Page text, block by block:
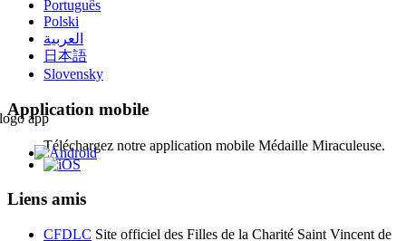
Português
Polski
العربية
日本語
Slovensky
Application mobile
Téléchargez notre application mobile Médaille Miraculeuse.
Liens amis
CFDLC Site officiel des Filles de la Charité Saint Vincent de